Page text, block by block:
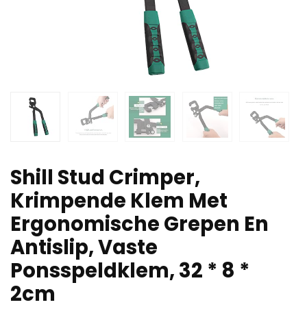
Shill Stud Crimper,
Krimpende Klem Met
Ergonomische Grepen En
Antislip, Vaste
Ponsspeldklem, 32 * 8 *
2cm